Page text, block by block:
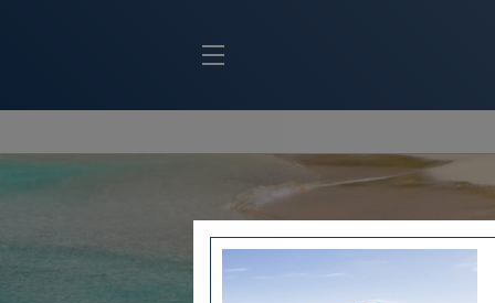
BLOC MARINE
Carnets de voyage
Dossiers de la